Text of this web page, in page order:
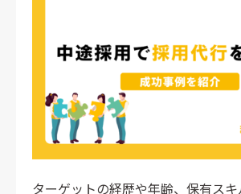
ターゲットの経歴や年齢、保有ス